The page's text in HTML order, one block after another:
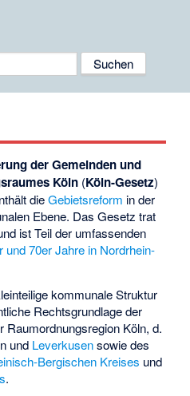
der Gemeinden und
Köln (Köln-Gesetz)
dieGebietsreform in der
Ebene. Das Gesetz trat
ist Teil der umfassenden
70er Jahre in Nordrhein-
kommunale Struktur
Rechtsgrundlage der
Raumordnungsregion Köln, d.
und Leverkusensowie des
Bergischen Kreises und
.